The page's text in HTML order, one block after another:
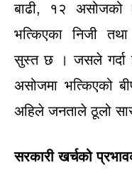
बाढी, १२ असोजको
भत्किएका निजी तथा
सुस्त छ । जसले गर्दा
असोजमा भत्किएको
अहिले जनताले ठूलो
सरकारी खर्चको